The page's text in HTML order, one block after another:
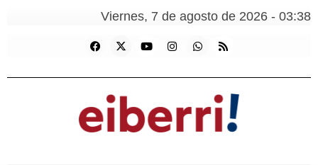
Viernes, 7 de agosto de 2026 - 03:38